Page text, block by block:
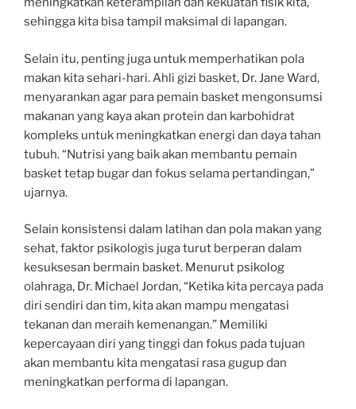
sehingga kita bisa tampil maksimal di lapangan.
Selain itu, penting juga untuk memperhatikan pola
makan kita sehari-hari. Ahli gizi basket, Dr. Jane Ward,
menyarankan agar para pemain basket mengonsumsi
makanan yang kaya akan protein dan karbohidrat
kompleks untuk meningkatkan energi dan daya tahan
tubuh. “Nutrisi yang baik akan membantu pemain
basket tetap bugar dan fokus selama pertandingan,”
ujarnya.
Selain konsistensi dalam latihan dan pola makan yang
sehat, faktor psikologis juga turut berperan dalam
kesuksesan bermain basket. Menurut psikolog
olahraga, Dr. Michael Jordan, “Ketika kita percaya pada
diri sendiri dan tim, kita akan mampu mengatasi
tekanan dan meraih kemenangan.” Memiliki
kepercayaan diri yang tinggi dan fokus pada tujuan
akan membantu kita mengatasi rasa gugup dan
meningkatkan performa di lapangan.